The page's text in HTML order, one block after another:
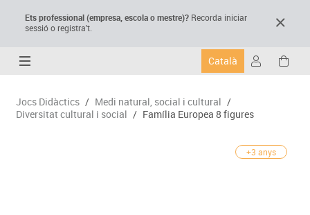
Ets professional (empresa,escola o mestre)? Recorda iniciar
sessió o registra't.
Català
Jocs Didàctics / Medi natural, social i cultural /
Diversitat cultural i social / Família Europea 8 figures
+3 anys